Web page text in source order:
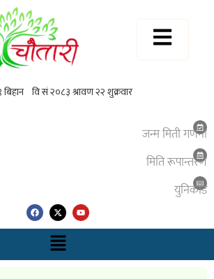
जन्म मिती गणना
मिति रूपान्तरण
युनिकाेड